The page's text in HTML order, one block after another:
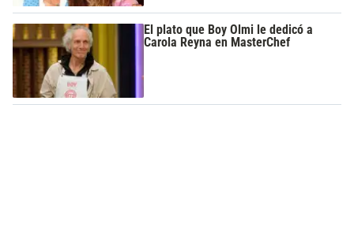
El plato que Boy Olmi le dedicó a
Carola Reyna en MasterChef